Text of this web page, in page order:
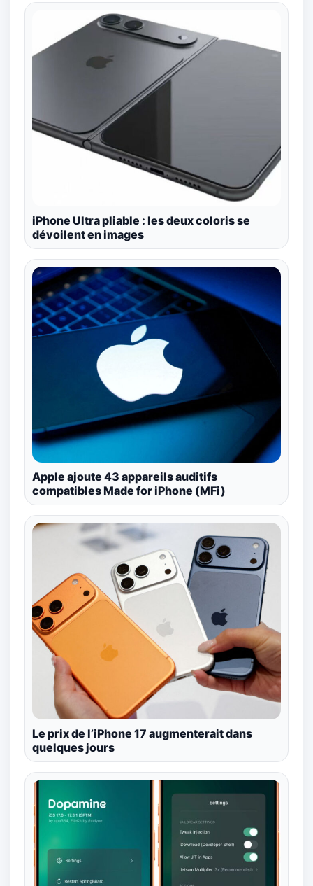
iPhone Ultra pliable : les deux coloris se
dévoilent en images
Apple ajoute 43 appareils auditifs
compatibles Made for iPhone (MFi)
Le prix de l’iPhone 17 augmenterait dans
quelques jours